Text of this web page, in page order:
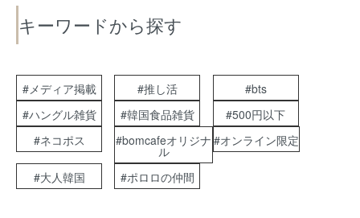
キーワードから探す
#メディア掲載 #推し活
#bts
#ハングル雑貨
#韓国食品雑貨
#500円以下
#ネコポス
#bomcafeオリジナ
ル
#オンライン限定
#大人韓国 #ポロロの仲間